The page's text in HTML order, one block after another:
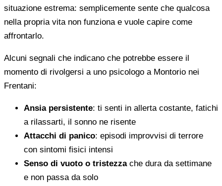
situazione estrema: semplicemente sente che qualcosa
nella propria vita non funziona e vuole capire come
affrontarlo.
Alcuni segnali che indicano che potrebbe essere il
momento di rivolgersi a uno psicologo a Montorio nei
Frentani:
Ansia persistente: ti senti in allerta costante, fatichi
a rilassarti, il sonno ne risente
Attacchi di panico: episodi improvvisi di terrore
con sintomi fisici intensi
Senso di vuoto o tristezzache dura da settimane
e non passa da solo